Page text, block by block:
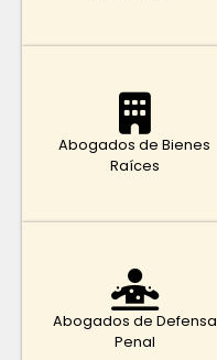
Abogados de Bienes
Raíces
Abogados de Defensa
Penal